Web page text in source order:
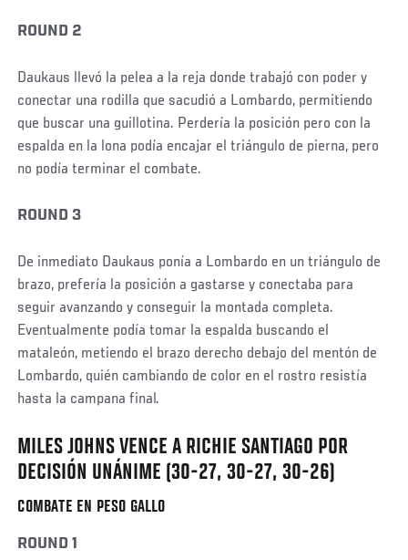
ROUND 2
Daukaus llevó la pelea a la reja donde trabajó con poder y
conectar una rodilla que sacudió a Lombardo, permitiendo
que buscar una guillotina. Perdería la posición pero con la
espalda en la lona podía encajar el triángulo de pierna, pero
no podía terminar el combate.
ROUND 3
De inmediato Daukaus ponía a Lombardo en un triángulo de
brazo, prefería la posición a gastarse y conectaba para
seguir avanzando y conseguir la montada completa.
Eventualmente podía tomar la espalda buscando el
mataleón, metiendo el brazo derecho debajo del mentón de
Lombardo, quién cambiando de color en el rostro resistía
hasta la campana final.
Social
Post
MILES JOHNS VENCE A RICHIE SANTIAGO POR
DECISIÓN UNÁNIME (30-27, 30-27, 30-26)
COMBATE EN PESO GALLO
ROUND 1